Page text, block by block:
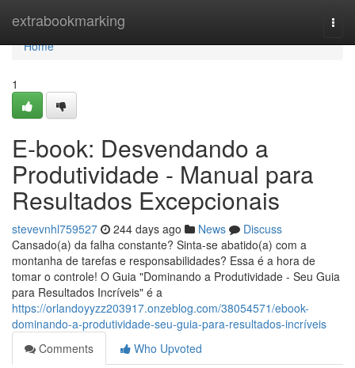
extrabookmarking
Home
Home
1
E-book: Desvendando a
Produtividade - Manual para
Resultados Excepcionais
stevevnhl759527 244 days ago News
Discuss
Cansado(a) da falha constante? Sinta-se abatido(a) com a
montanha de tarefas e responsabilidades? Essa é a hora de
tomar o controle! O Guia "Dominando a Produtividade - Seu Guia
para Resultados Incríveis" é a
https://orlandoyyzz203917.onzeblog.com/38054571/ebook-
dominando-a-produtividade-seu-guia-para-resultados-incríveis
Comments
Who Upvoted